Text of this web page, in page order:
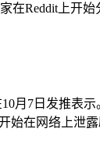
Reddit上开
月7日发推表
始在网络上泄露